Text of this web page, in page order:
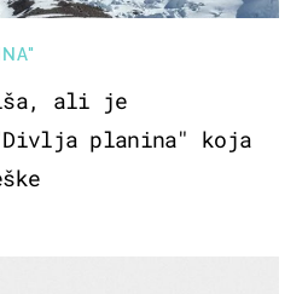
ali je
planina" koja